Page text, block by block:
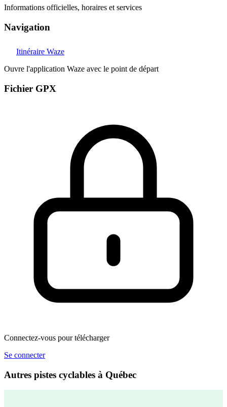
Informations officielles, horaires et services
Navigation
Itinéraire Waze
Ouvre l'application Waze avec le point de départ
Fichier GPX
Connectez-vous pour télécharger
Se connecter
Autres pistes cyclables à Québec